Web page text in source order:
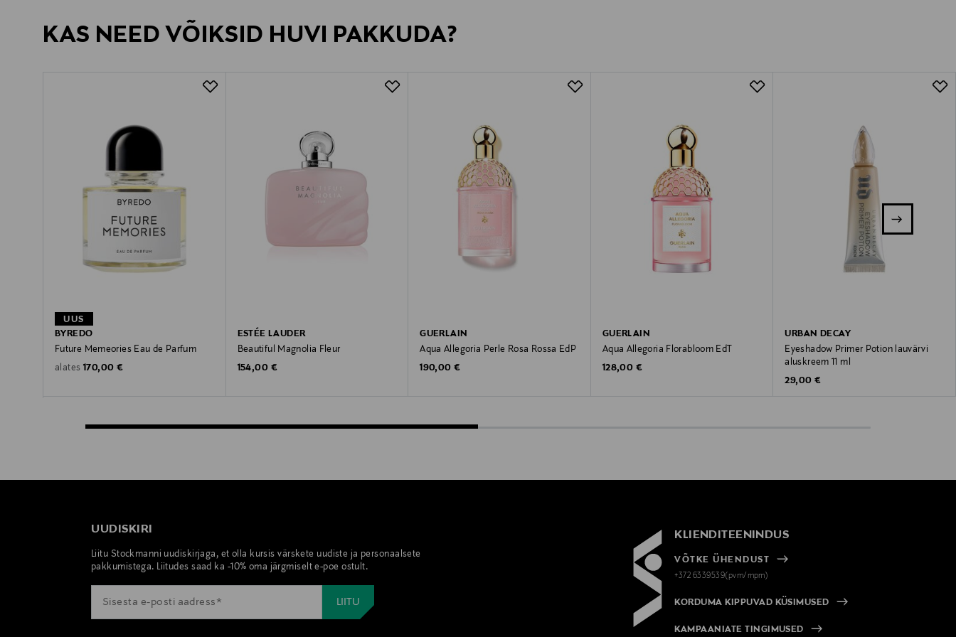
KAS NEED VÕIKSID HUVI PAKKUDA?
UUS
BYREDO
Future Memeories Eau de Parfum
alates Original Price
170,00 €
ESTÉE LAUDER
Beautiful Magnolia Fleur
Original Price
154,00 €
GUERLAIN
Aqua Allegoria Perle Rosa Rossa EdP
Original Price
190,00 €
GUERLAIN
Aqua Allegoria Florabloom EdT
Original Price
128,00 €
URBAN DECAY
Eyeshadow Primer Potion lauvärvi
aluskreem 11 ml
Original Price
29,00 €
UUDISKIRI
Liitu Stockmanni uudiskirjaga, et olla kursis värskete uudiste ja personaalsete
pakkumistega. Liitudes saad ka -10% oma järgmiselt e-poe ostult.
KLIENDITEENINDUS
VÕTKE ÜHENDUST
+372 6339539(pvm/mpm)
KORDUMA KIPPUVAD KÜSIMUSED
KAMPAANIATE TINGIMUSED